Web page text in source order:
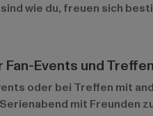
wie du, freuen sich
Fan-Events und
oder bei Treffen mit
mit Freunden